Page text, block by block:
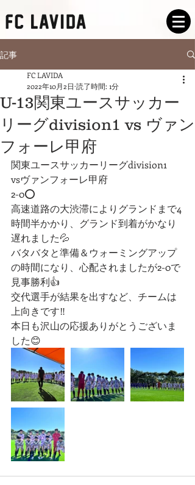
記事
U-13関東ユースサッカー
リーグdivision1 vs ヴァン
フォーレ甲府
FC LAVIDA
2022年10月2日 読了時間: 1分
関東ユースサッカーリーグdivision1
vsヴァンフォーレ甲府
2-0⭕️
高速道路の大渋滞によりグランドまで4
時間半かかり、グランド到着がかなり
遅れました💦
バタバタと準備＆ウォーミングアップ
の時間になり、心配されましたが2-0で
見事勝利👍
交代選手が結果を出すなど、チームは
上向きです‼️
本日も沢山の応援ありがとうございま
した😊